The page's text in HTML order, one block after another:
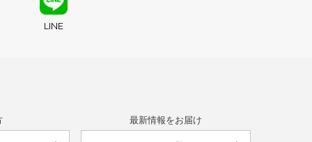
LINE
最新情報をお届け